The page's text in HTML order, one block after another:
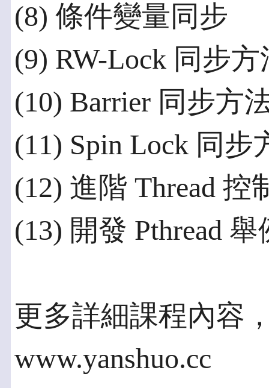
(8) 條件變量同步
(9) RW-Lock 同步方
(10) Barrier 同步方
(11) Spin Lock 同步
(12) 進階 Thread 控
(13) 開發 Pthread
更多詳細課程內容
www.yanshuo.cc